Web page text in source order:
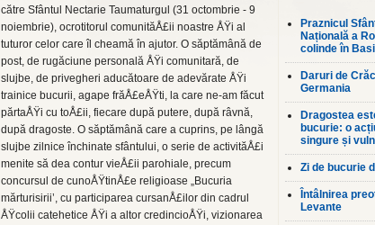
Praznicul
Națională a
colinde în
Daruri de
Germania
Dragostea
bucurie: o
singure și
Zi de bucurie
Întâlnirea
Levante
către Sfântul Nectarie Taumaturgul (31 octombrie - 9
noiembrie), ocrotitorul comunită­Å£ii noastre ÅŸi al
tuturor celor care îl cheamă în ajutor. O săptămâ­nă de
post, de rugăciune personală ÅŸi comunitară, de
slujbe, de privegheri aducătoare de adevărate ÅŸi
trainice bucurii, agape frăÅ£eÅŸti, la care ne-am făcut
părtaÅŸi cu toÅ£ii, fiecare după putere, după râvnă,
după dragoste. O săptămână care a cuprins, pe lângă
slujbe zilnice închinate sfântului, o serie de activităÅ£i
menite să dea contur vieÅ£ii parohiale, precum
concursul de cunoÅŸ­tinÅ£e religioase „Bucuria
mărturisirii’, cu participarea cursanÅ£ilor din cadrul
ÅŸcolii catehetice ÅŸi a altor credincioÅŸi, vizionarea